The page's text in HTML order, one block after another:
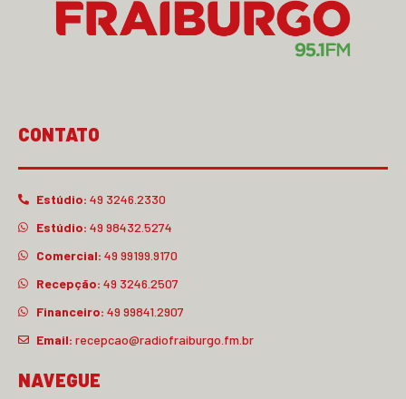
CONTATO
Estúdio: 49 3246.2330
Estúdio: 49 98432.5274
Comercial: 49 99199.9170
Recepção: 49 3246.2507
Financeiro: 49 99841.2907
Email: recepcao@radiofraiburgo.fm.br
NAVEGUE